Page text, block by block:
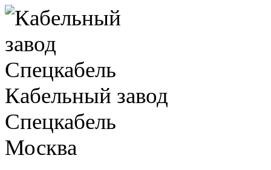
Кабельный завод
Спецкабель
Москва